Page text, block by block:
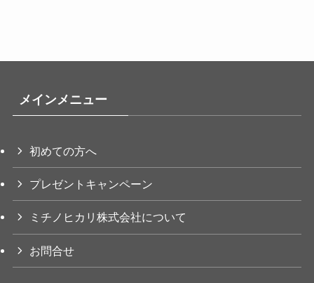
メインメニュー
初めての方へ
プレゼントキャンペーン
ミチノヒカリ株式会社について
お問合せ